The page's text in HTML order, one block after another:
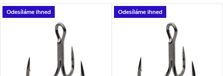
Nejdražší
Nejprodávanější
Abecedně
V
Odesíláme ihned Odesíláme ihned